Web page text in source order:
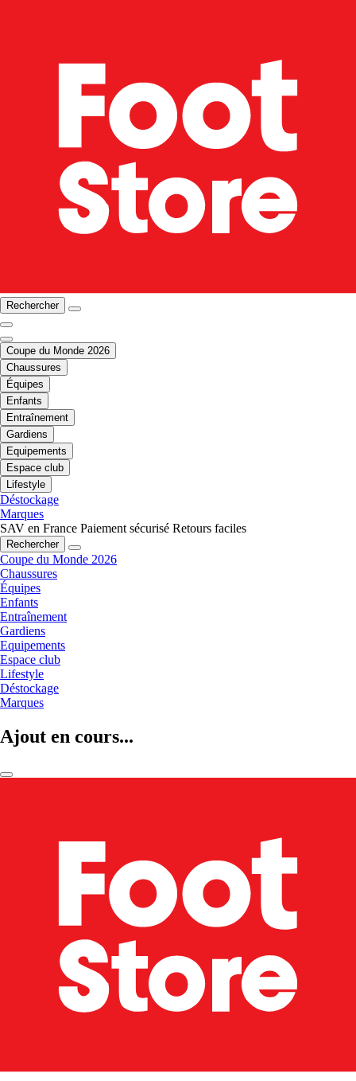
Rechercher
Coupe du Monde 2026
Chaussures
Équipes
Enfants
Entraînement
Gardiens
Equipements
Espace club
Lifestyle
Déstockage
Marques
SAV en France Paiement sécurisé Retours faciles
Rechercher
Coupe du Monde 2026
Chaussures
Équipes
Enfants
Entraînement
Gardiens
Equipements
Espace club
Lifestyle
Déstockage
Marques
Ajout en cours...